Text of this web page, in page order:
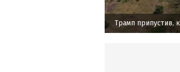
Трамп припустив,